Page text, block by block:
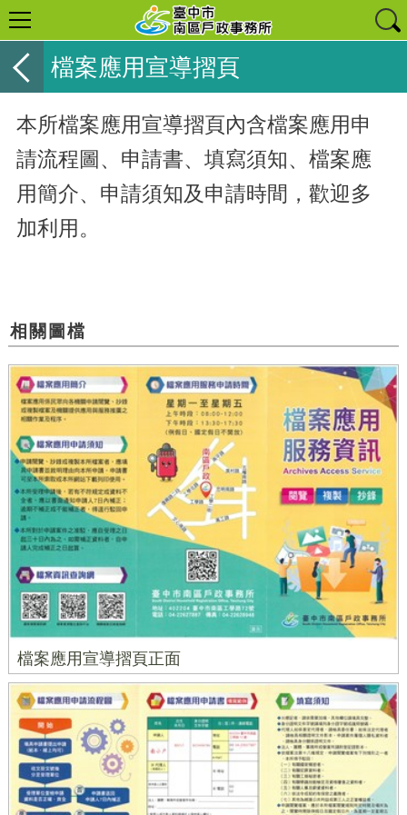
檔案應用宣導摺頁
本所檔案應用宣導摺頁內含檔案應用申
請流程圖、申請書、填寫須知、檔案應
用簡介、申請須知及申請時間，歡迎多
加利用。
相關圖檔
檔案應用宣導摺頁正面